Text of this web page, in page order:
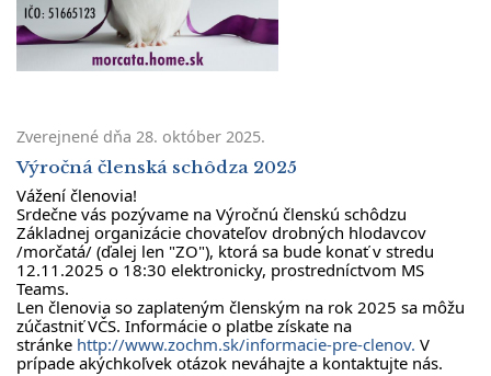
Zverejnené dňa 28. október 2025.
Výročná členská schôdza 2025
Vážení členovia!
Srdečne vás pozývame na Výročnú členskú schôdzu
Základnej organizácie chovateľov drobných hlodavcov
/morčatá/ (ďalej len "ZO"), ktorá sa bude konať v stredu
12.11.2025 o 18:30 elektronicky, prostredníctvom MS
Teams.
Len členovia so zaplateným členským na rok 2025 sa môžu
zúčastniť VČS. Informácie o platbe získate na
stránke http://www.zochm.sk/informacie-pre-clenov. V
prípade akýchkoľvek otázok neváhajte a kontaktujte nás.